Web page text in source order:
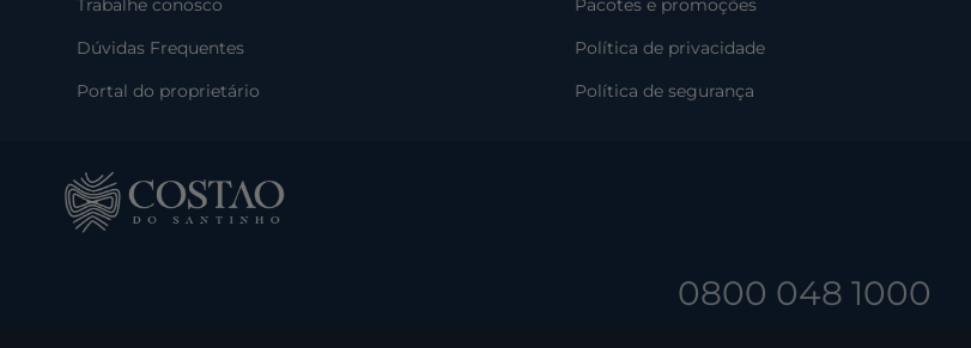
Dúvidas Frequentes
Portal do proprietário
Política de privacidade
Política de segurança
0800 048 1000